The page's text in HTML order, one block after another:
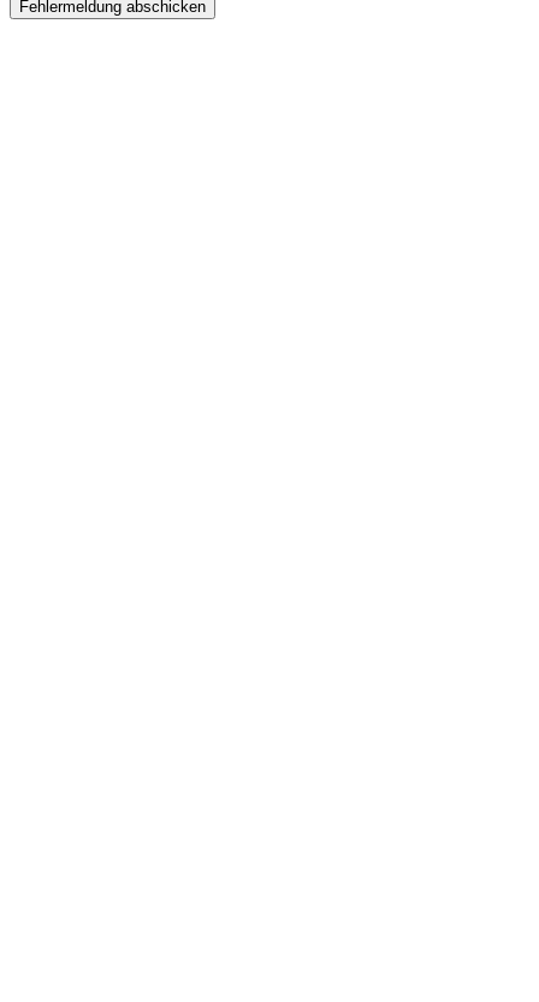
Fehlermeldung abschicken